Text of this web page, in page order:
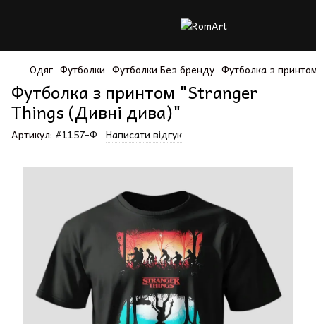
Одяг Футболки Футболки Без бренду Футболка з
Футболка з принтом "Stranger
Things (Дивні дива)"
Артикул: #1157-Ф Написати відгук